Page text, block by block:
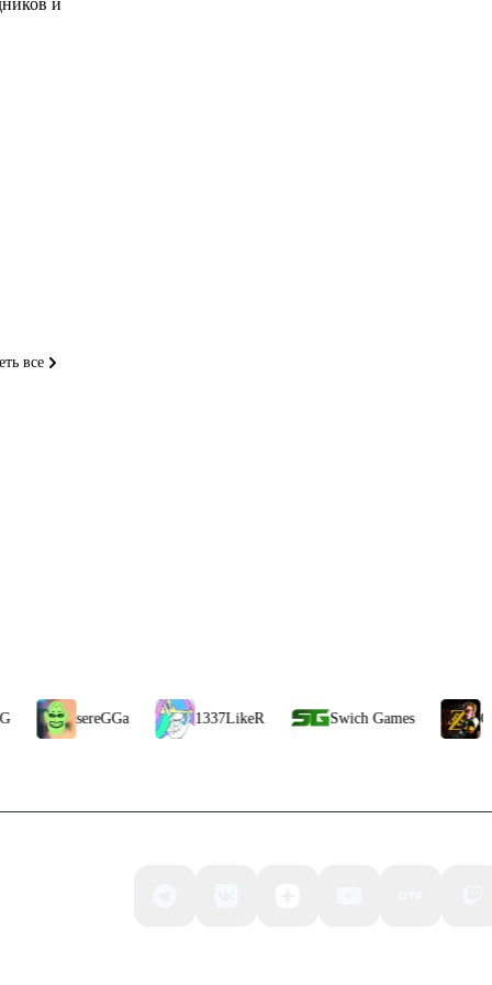
все
sereGGa 1337LikeR Swich Games CheZee